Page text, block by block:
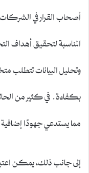
أصحاب القرار في الشركات
المناسبة لتحقيق أهداف
وتحليل البيانات تتطلب
بكفاءة. في كثير من
مما يستدعي جهودًا إضافية
إلى جانب ذلك، يمكن